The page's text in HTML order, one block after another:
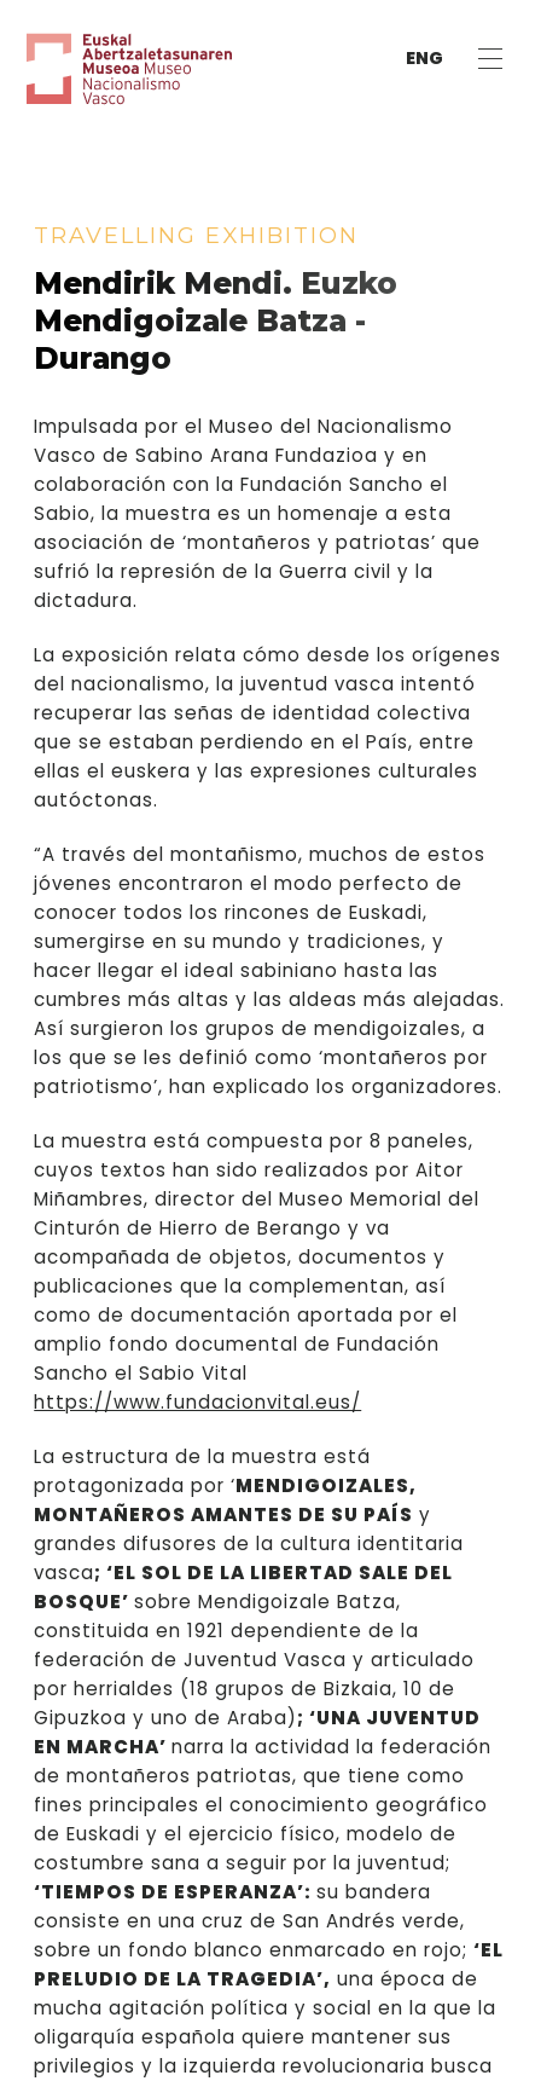
ENG
TRAVELLING EXHIBITION
Mendirik Mendi. Euzko
Mendigoizale Batza -
Durango
Impulsada por el Museo del Nacionalismo
Vasco de Sabino Arana Fundazioa y en
colaboración con la Fundación Sancho el
Sabio, la muestra es un homenaje a esta
asociación de ‘montañeros y patriotas’ que
sufrió la represión de la Guerra civil y la
dictadura.
La exposición relata cómo desde los orígenes
del nacionalismo, la juventud vasca intentó
recuperar las señas de identidad colectiva
que se estaban perdiendo en el País, entre
ellas el euskera y las expresiones culturales
autóctonas.
“A través del montañismo, muchos de estos
jóvenes encontraron el modo perfecto de
conocer todos los rincones de Euskadi,
sumergirse en su mundo y tradiciones, y
hacer llegar el ideal sabiniano hasta las
cumbres más altas y las aldeas más alejadas.
Así surgieron los grupos de mendigoizales, a
los que se les definió como ‘montañeros por
patriotismo’, han explicado los organizadores.
La muestra está compuesta por 8 paneles,
cuyos textos han sido realizados por Aitor
Miñambres, director del Museo Memorial del
Cinturón de Hierro de Berango y va
acompañada de objetos, documentos y
publicaciones que la complementan, así
como de documentación aportada por el
amplio fondo documental de Fundación
Sancho el Sabio Vital
https://www.fundacionvital.eus/
La estructura de la muestra está
protagonizada por ‘MENDIGOIZALES,
MONTAÑEROS AMANTES DE SU PAÍS y
grandes difusores de la cultura identitaria
vasca; ‘EL SOL DE LA LIBERTAD SALE DEL
BOSQUE’sobre Mendigoizale Batza,
constituida en 1921 dependiente de la
federación de Juventud Vasca y articulado
por herrialdes (18 grupos de Bizkaia, 10 de
Gipuzkoa y uno de Araba); ‘UNA JUVENTUD
EN MARCHA’narra la actividad la federación
de montañeros patriotas, que tiene como
fines principales el conocimiento geográfico
de Euskadi y el ejercicio físico, modelo de
costumbre sana a seguir por la juventud;
‘TIEMPOS DE ESPERANZA’:su bandera
consiste en una cruz de San Andrés verde,
sobre un fondo blanco enmarcado en rojo;‘EL
PRELUDIO DE LA TRAGEDIA’, una época de
mucha agitación política y social en la que la
oligarquía española quiere mantener sus
privilegios y la izquierda revolucionaria busca